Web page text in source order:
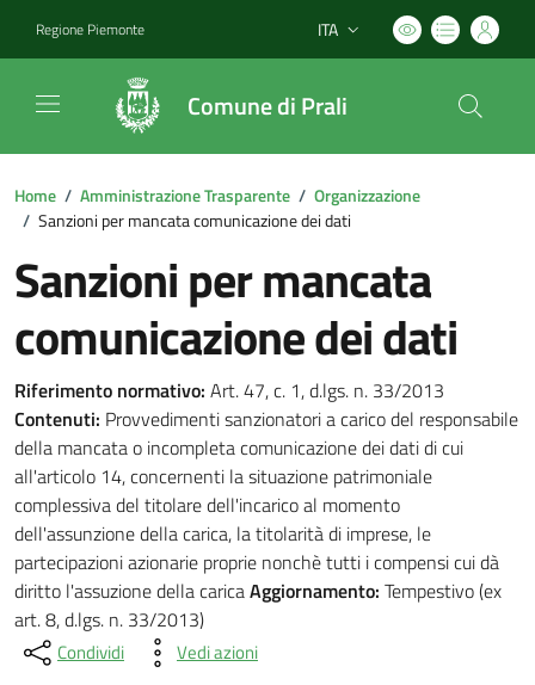
Regione Piemonte Lingua attiva:
ITA
Comune di Prali
Home / Amministrazione Trasparente / Organizzazione
/ Sanzioni per mancata comunicazione dei dati
Sanzioni per mancata
comunicazione dei dati
Riferimento normativo: Art. 47, c. 1, d.lgs. n. 33/2013
Contenuti: Provvedimenti sanzionatori a carico del responsabile
della mancata o incompleta comunicazione dei dati di cui
all'articolo 14, concernenti la situazione patrimoniale
complessiva del titolare dell'incarico al momento
dell'assunzione della carica, la titolarità di imprese, le
partecipazioni azionarie proprie nonchè tutti i compensi cui dà
diritto l'assuzione della caricaAggiornamento: Tempestivo (ex
art. 8, d.lgs. n. 33/2013)
Condividi Vedi azioni